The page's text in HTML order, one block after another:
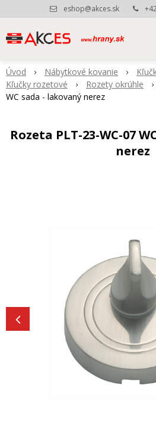
eshop@akces.sk
Úvod Nábytkové kovanie
Kľučky rozetové
Rozety okrúhle
WC sada - lakovaný nerez
Rozeta PLT-23-WC-07
nerez